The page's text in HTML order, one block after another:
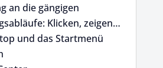
an die gängigen
Klicken, zeigen…
und das Startmenü